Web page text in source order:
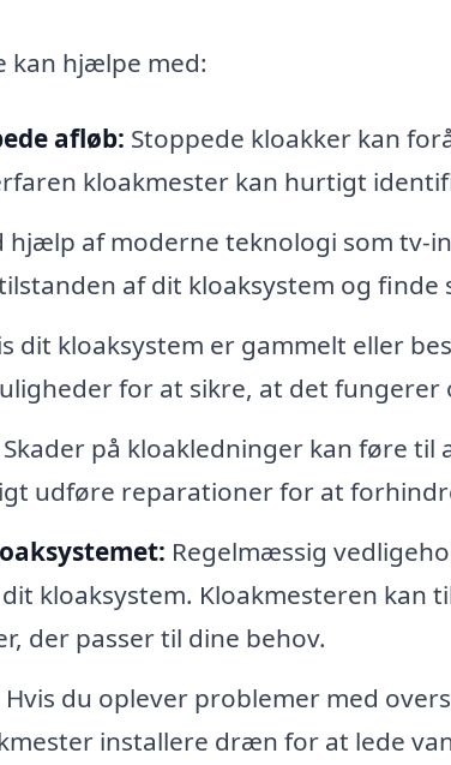
kan hjælpe med:
afløb: Stoppede kloakker kan
kloakmester kan hurtigt
hjælp af moderne teknologi som tv-
af dit kloaksystem og finde
dit kloaksystem er gammelt eller
for at sikre, at det fungerer
Skader på kloakledninger kan føre til
udføre reparationer for at
Regelmæssig
kloaksystem. Kloakmesteren kan
der passer til dine behov.
Hvis du oplever problemer med
installere dræn for at lede